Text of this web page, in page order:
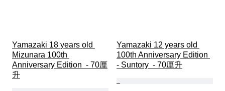
Yamazaki 18 years old
Mizunara 100th
Anniversary Edition  - 70厘
升
Yamazaki 12 years old
100th Anniversary Edition
- Suntory  - 70厘升